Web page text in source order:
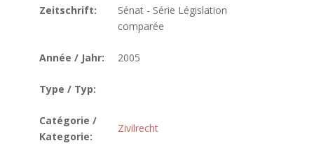
Zeitschrift:
Sénat - Série Législation
comparée
Année / Jahr: 2005
Type / Typ:
Catégorie /
Kategorie:
Zivilrecht